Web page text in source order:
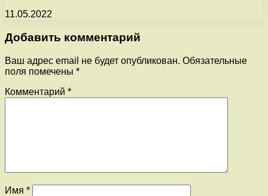
11.05.2022
Добавить комментарий
Ваш адрес email не будет опубликован. Обязательные
поля помечены *
Комментарий *
Имя *